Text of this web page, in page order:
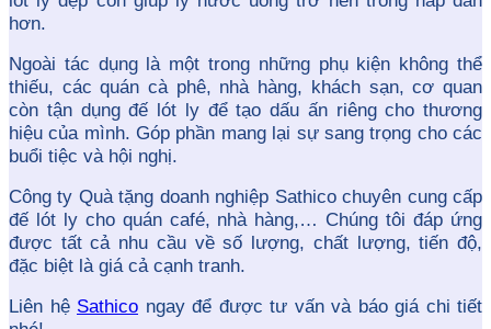
hơn.
Ngoài tác dụng là một trong những phụ kiện không thể
thiếu, các quán cà phê, nhà hàng, khách sạn, cơ quan
còn tận dụng đế lót ly để tạo dấu ấn riêng cho thương
hiệu của mình. Góp phần mang lại sự sang trọng cho các
buổi tiệc và hội nghị.
Công ty Quà tặng doanh nghiệp Sathico chuyên cung cấp
đế lót ly cho quán café, nhà hàng,… Chúng tôi đáp ứng
được tất cả nhu cầu về số lượng, chất lượng, tiến độ,
đặc biệt là giá cả cạnh tranh.
Liên hệ Sathico ngay để được tư vấn và báo giá chi tiết